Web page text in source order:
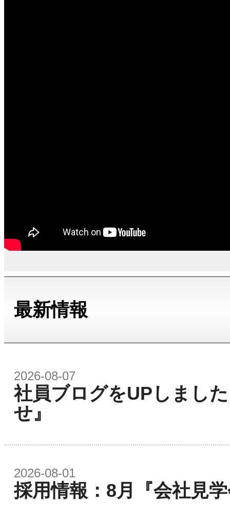
最新情報
2026-08-07
社員ブログをUPしまし
せ』
2026-08-01
採用情報：8月『会社見